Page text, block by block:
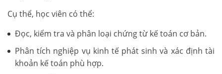
Cụ thể, học viên có thể:
Đọc, kiểm tra và phân loại chứng từ kế toán cơ bản.
Phân tích nghiệp vụ kinh tế phát sinh và xác định tài
khoản kế toán phù hợp.